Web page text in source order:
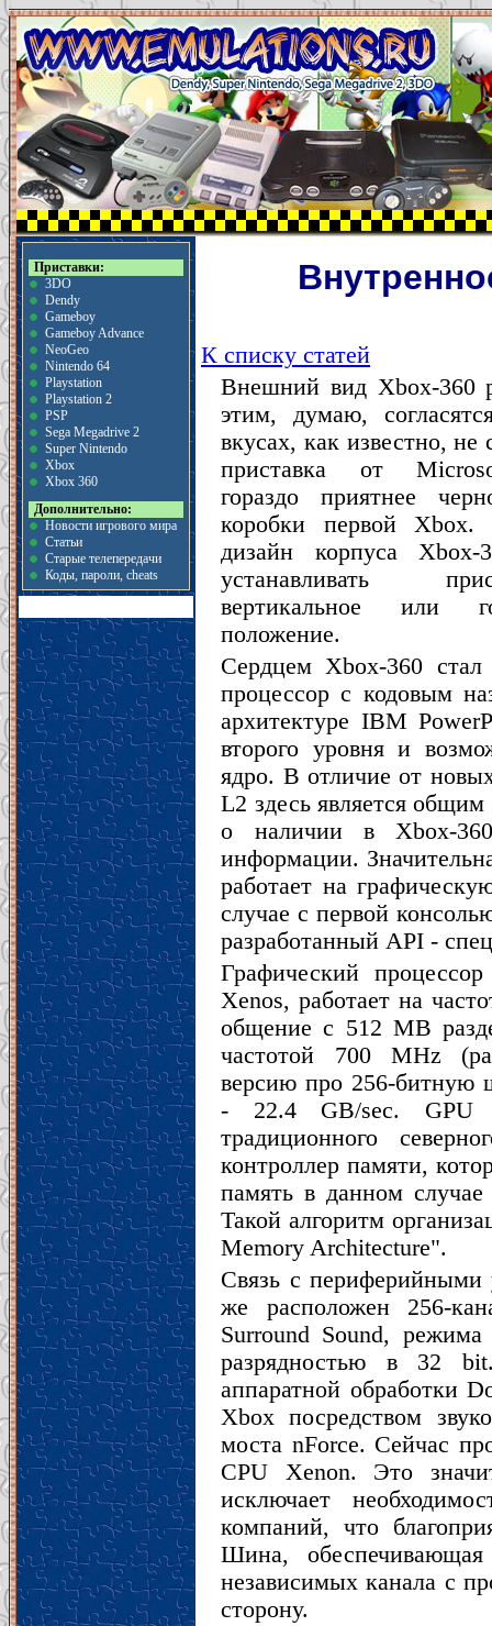
Приставки:
3DO
Dendy
Gameboy
Gameboy Advance
NeoGeo
Nintendo 64
Playstation
Playstation 2
PSP
Sega Megadrive 2
Super Nintendo
Xbox
Xbox 360
Дополнительно:
Новости игрового мира
Статьи
Старые телепередачи
Коды, пароли, cheats
К списку статей
Внешний вид Xbox-360
этим, думаю,
вкусах, как известно, не
приставка от
гораздо приятнее
коробки первой Xbox.
дизайн корпуса Xbox-
устанавливать
вертикальное или
положение.
Сердцем Xbox-360 стал
процессор с кодовым
архитектуре IBM
второго уровня и
ядро. В отличие от
L2 здесь является
о наличии в Xbox-360
информации.
работает на
случае с первой
разработанный API -
Графический
Xenos, работает на
общение с 512 MB
частотой 700 MHz
версию про 256-битную
- 22.4 GB/sec. GPU
традиционного
контроллер памяти,
память в данном
Такой алгоритм
Memory Architecture".
Связь с периферийными
же расположен 256-
Surround Sound,
разрядностью в 32
аппаратной обработки
Xbox посредством
моста nForce. Сейчас
CPU Xenon. Это
исключает
компаний, что
Шина,
независимых канала с
сторону.